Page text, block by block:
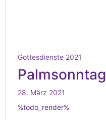
Gottesdienste 2021
Palmsonntag
28. März 2021
%todo_render%